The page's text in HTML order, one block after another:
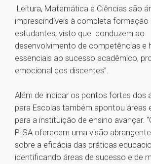
Leitura, Matemática e Ciências são
imprescindíveis à completa formação
estudantes, visto que conduzem ao
desenvolvimento de competências e
essenciais ao sucesso acadêmico,
emocional dos discentes”.
Além de indicar os pontos fortes dos
para Escolas também apontou áreas
para a instituição de ensino avançar.
PISA oferecem uma visão
sobre a eficácia das práticas
identificando áreas de sucesso e de